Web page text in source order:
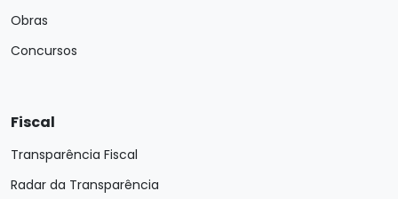
Obras
Concursos
Fiscal
Transparência Fiscal
Radar da Transparência